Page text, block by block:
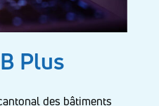
Plus
des bâtiments